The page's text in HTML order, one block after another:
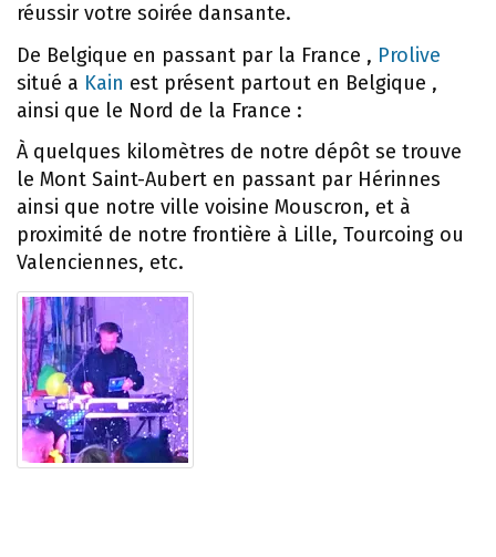
réussir votre soirée dansante.
De Belgique en passant par la France , Prolive
situé a Kain est présent partout en Belgique ,
ainsi que le Nord de la France :
À quelques kilomètres de notre dépôt se trouve
le Mont Saint-Aubert en passant par Hérinnes
ainsi que notre ville voisine Mouscron, et à
proximité de notre frontière à Lille, Tourcoing ou
Valenciennes, etc.